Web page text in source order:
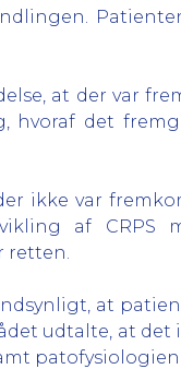
at der var
hvoraf det
ikke var
af CRPS
retten.
at
udtalte, at det